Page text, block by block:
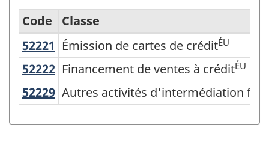
Système
de
classification
des
industries
Code
Classe
52221 Émission de cartes de crédit
Émission de cartes de créditÉU
52222 Financement de ventes à crédit
Financement de ventes à créditÉU
52229 Autres activités d'intermédiation
Autres activités d'intermédiation